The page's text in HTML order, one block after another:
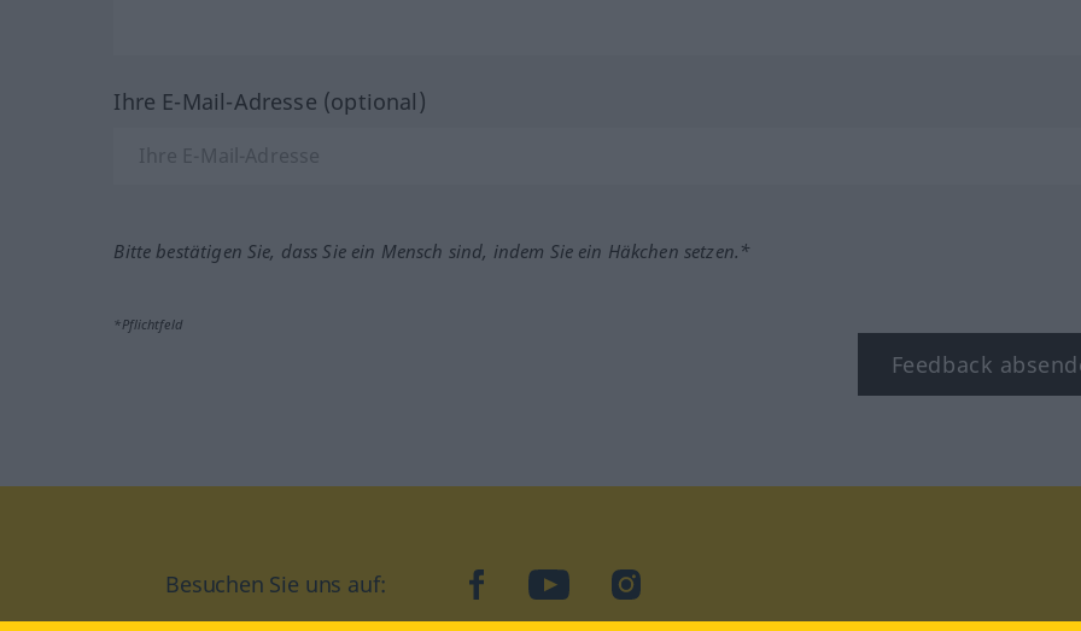
Ihre E-Mail-Adresse (optional)
Bitte bestätigen Sie, dass Sie ein Mensch sind, indem Sie ein Häkchen setzen.*
*Pflichtfeld
Feedback
Besuchen Sie uns auf: facebookYouTubeInstagram